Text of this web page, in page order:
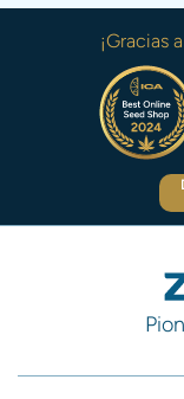
¡Gracias